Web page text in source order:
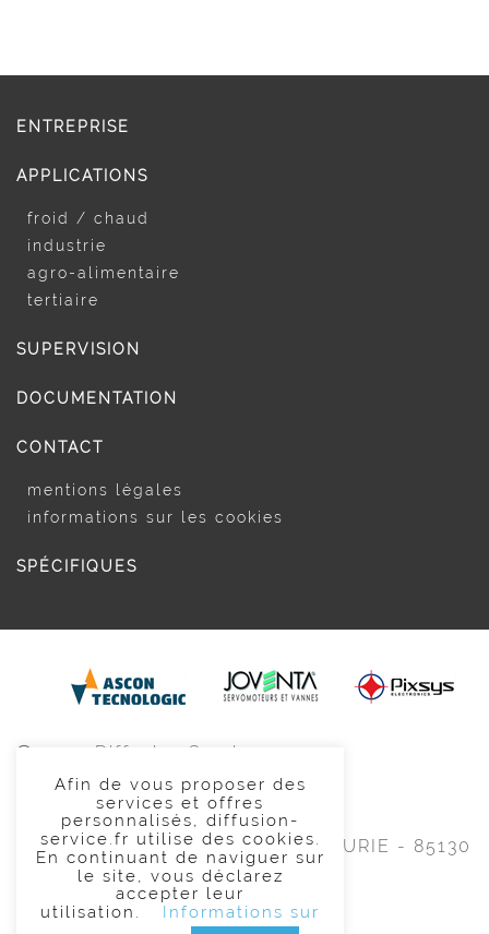
ENTREPRISE
APPLICATIONS
froid / chaud
industrie
agro-alimentaire
tertiaire
SUPERVISION
DOCUMENTATION
CONTACT
mentions légales
informations sur les cookies
SPÉCIFIQUES
2020 Diffusion Service
02 51 65 99 99
ZAE du Moulin -3 rue Marie CURIE - 85130
CHANVERRIE
Afin de vous proposer des
services et offres
personnalisés, diffusion-
service.fr utilise des cookies.
En continuant de naviguer sur
le site, vous déclarez
accepter leur
utilisation.
Informations sur